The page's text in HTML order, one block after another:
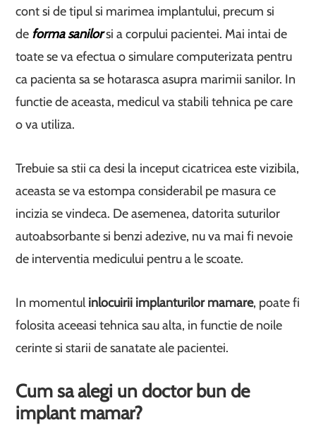
cont si de tipul si marimea implantului, precum si
de forma sanilorsi a corpului pacientei. Mai intai de
toate se va efectua o simulare computerizata pentru
ca pacienta sa se hotarasca asupra marimii sanilor. In
functie de aceasta, medicul va stabili tehnica pe care
o va utiliza.
Trebuie sa stii ca desi la inceput cicatricea este vizibila,
aceasta se va estompa considerabil pe masura ce
incizia se vindeca. De asemenea, datorita suturilor
autoabsorbante si benzi adezive, nu va mai fi nevoie
de interventia medicului pentru a le scoate.
In momentul inlocuirii implanturilor mamare, poate fi
folosita aceeasi tehnica sau alta, in functie de noile
cerinte si starii de sanatate ale pacientei.
Cum sa alegi un doctor bun de
implant mamar?